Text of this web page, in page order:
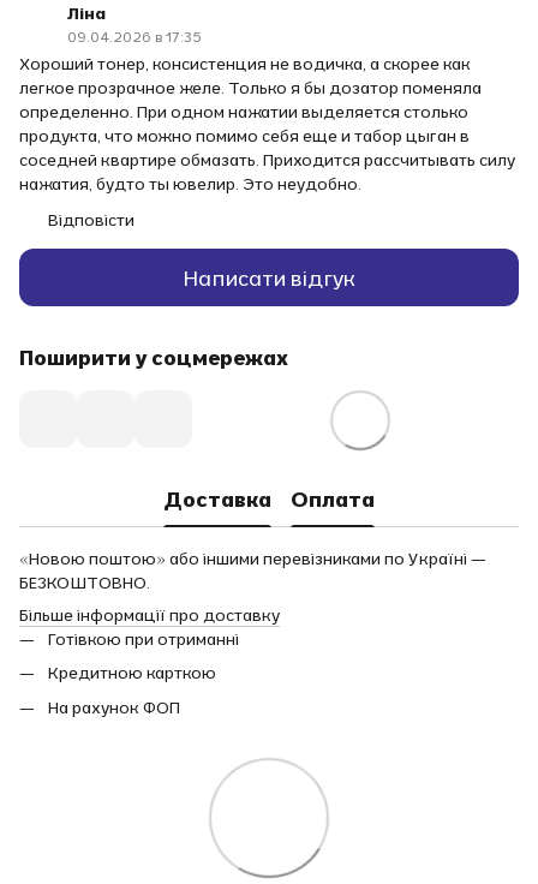
Ліна
09.04.2026 в 17:35
Хороший тонер, консистенция не водичка, а скорее как
легкое прозрачное желе. Только я бы дозатор поменяла
определенно. При одном нажатии выделяется столько
продукта, что можно помимо себя еще и табор цыган в
соседней квартире обмазать. Приходится рассчитывать силу
нажатия, будто ты ювелир. Это неудобно.
Відповісти
Написати відгук
Поширити у соцмережах
Доставка Оплата
«Новою поштою» або іншими перевізниками по Україні —
БЕЗКОШТОВНО.
Більше інформації про доставку
Готівкою при отриманні
Кредитною карткою
На рахунок ФОП